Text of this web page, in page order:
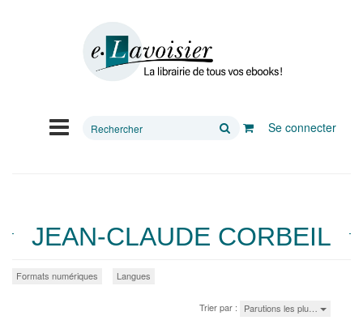
Rechercher
Se connecter
JEAN-CLAUDE CORBEIL
Formats numériques Langues
Trier par : Parutions les plu…